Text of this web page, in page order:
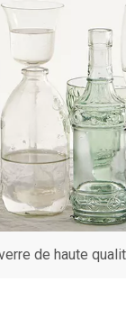
de haute